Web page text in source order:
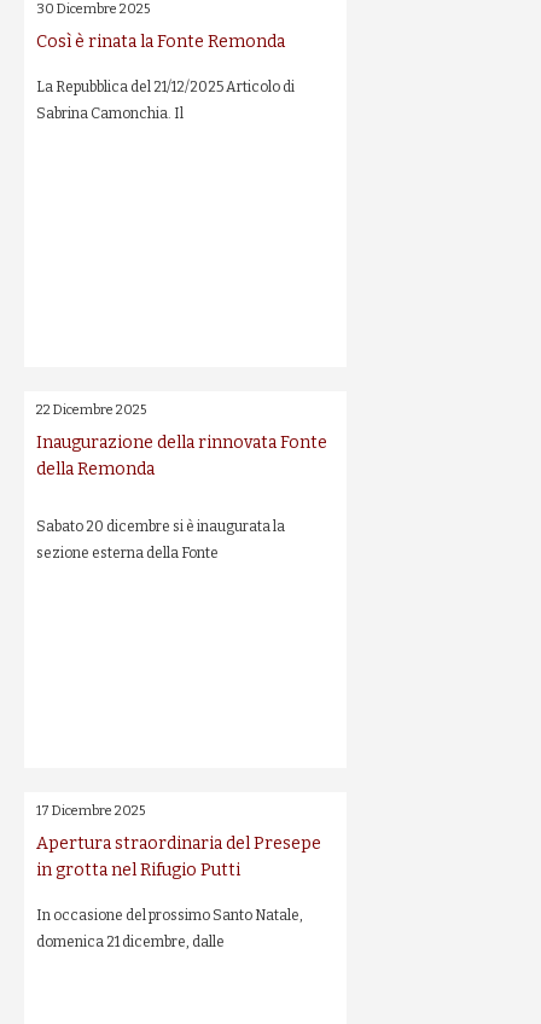
30 Dicembre 2025
Così è rinata la Fonte Remonda
La Repubblica del 21/12/2025 Articolo di
Sabrina Camonchia. Il
22 Dicembre 2025
Inaugurazione della rinnovata Fonte
della Remonda
Sabato 20 dicembre si è inaugurata la
sezione esterna della Fonte
17 Dicembre 2025
Apertura straordinaria del Presepe
in grotta nel Rifugio Putti
In occasione del prossimo Santo Natale,
domenica 21 dicembre, dalle